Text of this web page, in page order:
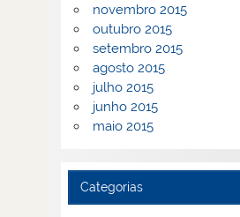
novembro 2015
outubro 2015
setembro 2015
agosto 2015
julho 2015
junho 2015
maio 2015
Categorias